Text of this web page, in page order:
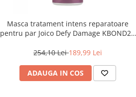
Masca tratament intens reparatoare
pentru par Joico Defy Damage KBOND20
254,10 Lei189,99 Lei
ADAUGA IN COS